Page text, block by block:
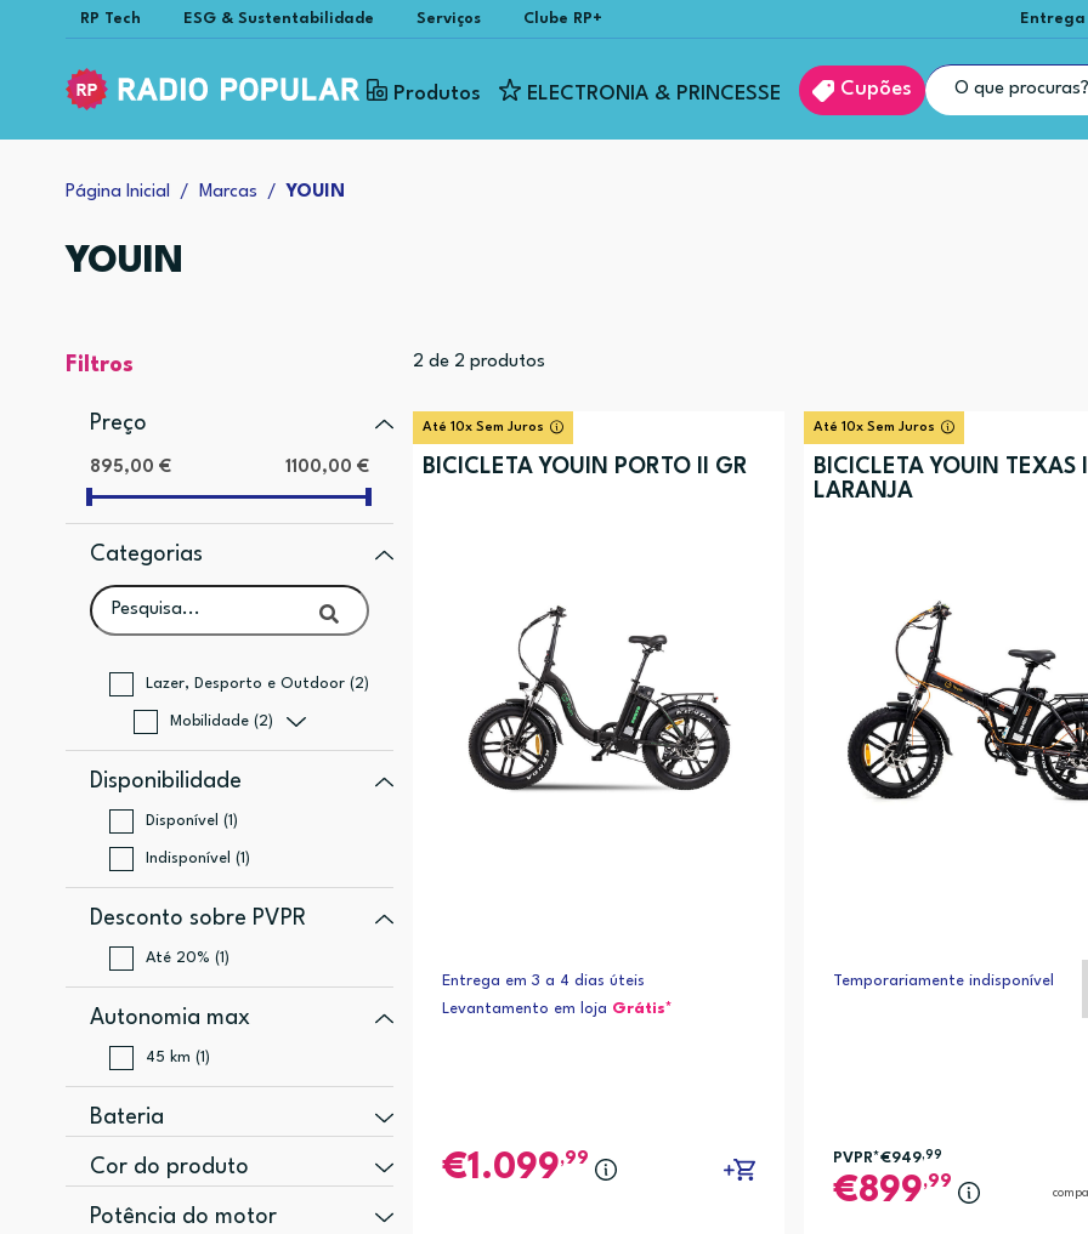
RP Tech ESG & Sustentabilidade Serviços Clube RP+
Produtos ELECTRONIA & PRINCESSE Cupões
Página Inicial Marcas YOUIN
YOUIN
Filtros
Preço
895,00 € 1100,00 €
Categorias
Lazer, Desporto e Outdoor (2)
Mobilidade (2)
Disponibilidade
Disponível (1)
Indisponível (1)
Desconto sobre PVPR
Até 20% (1)
Autonomia max
45 km (1)
Bateria
10,4 Ah (1)
Cor do produto
Preto, Laranja (1)
Potência do motor
2 de 2 produtos
Até 10x Sem Juros
BICICLETA YOUIN PORTO II GR
Entrega em 3 a 4 dias úteis
Levantamento em loja Grátis*
1.099,99
Até 10x Sem Juros
BICICLETA YOUIN TEXAS III
LARANJA
Temporariamente indisponível
PVPR*€949,99
899,99